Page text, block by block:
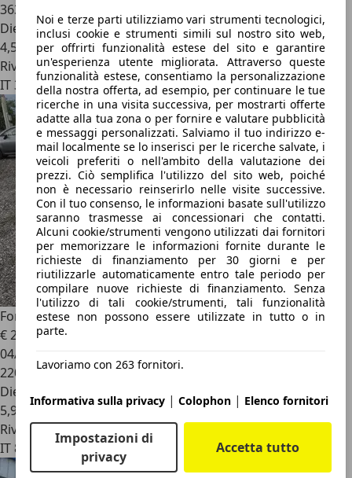
Noi e terze parti utilizziamo vari strumenti tecnologici,
inclusi cookie e strumenti simili sul nostro sito web,
per offrirti funzionalità estese del sito e garantire
un'esperienza utente migliorata. Attraverso queste
funzionalità estese, consentiamo la personalizzazione
della nostra offerta, ad esempio, per continuare le tue
ricerche in una visita successiva, per mostrarti offerte
adatte alla tua zona o per fornire e valutare pubblicità
e messaggi personalizzati. Salviamo il tuo indirizzo e-
mail localmente se lo inserisci per le ricerche salvate, i
veicoli preferiti o nell'ambito della valutazione dei
prezzi. Ciò semplifica l'utilizzo del sito web, poiché
non è necessario reinserirlo nelle visite successive.
Con il tuo consenso, le informazioni basate sull'utilizzo
saranno trasmesse ai concessionari che contatti.
Alcuni cookie/strumenti vengono utilizzati dai fornitori
per memorizzare le informazioni fornite durante le
richieste di finanziamento per 30 giorni e per
riutilizzarle automaticamente entro tale periodo per
compilare nuove richieste di finanziamento. Senza
l'utilizzo di tali cookie/strumenti, tali funzionalità
estese non possono essere utilizzate in tutto o in
parte.
Lavoriamo con 263 fornitori.
Informativa sulla privacy | Colophon | Elenco fornitori
Impostazioni di
privacy
Accetta tutto
363.560 km
Diesel
4,5 l/100 km (comb.)
Rivenditore
IT 30173
Ford FocusFocus II 2008 CC CC 2.0 tdci Titanium dpf
€ 2.499
04/2010
220.000 km
Diesel
5,9 l/100 km (comb.)
Rivenditore
IT 84045